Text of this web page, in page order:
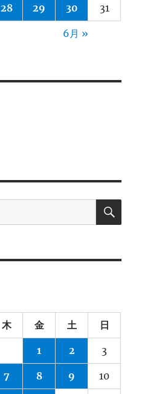
28 29 30 31
6月 »
検
木 金 土 日
1 2 3
7 8 9 10